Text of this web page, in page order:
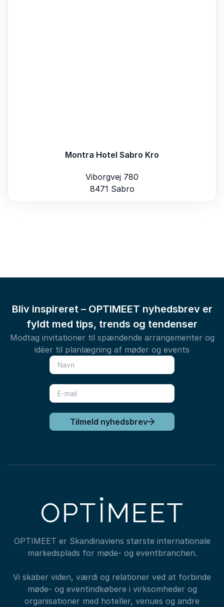
Montra Hotel Sabro Kro
Viborgvej 780
8471 Sabro
Bliv inspireret – OPTIMEET nyhedsbrev er
fyldt med tips, trends og tendenser
Modtag invitationer til spændende arrangementer og
idéer til planlægning af møder og events
Tilmeld nyhedsbrev
OPTIMEET er Skandinaviens største internationale
markedsplads for møde- og eventbranchen.
Vi skaber viden, værdi og relationer ved at forbinde
møde- og eventindkøbere i virksomheder og
organisationer med hoteller, venues og andre